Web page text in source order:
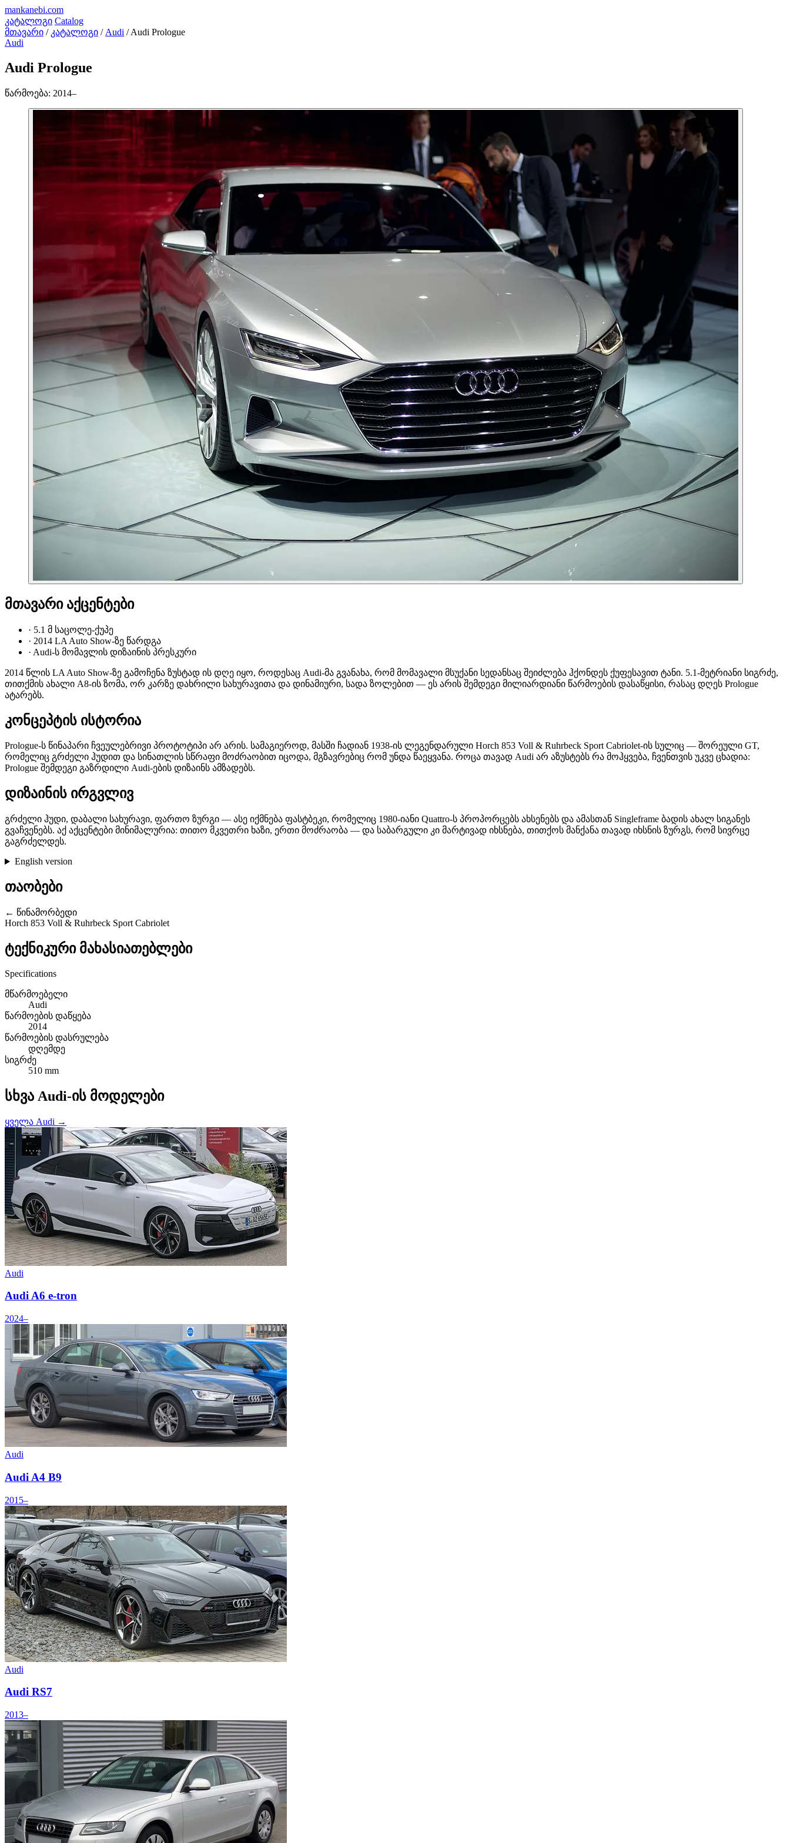
mankanebi.com
კატალოგი Catalog
მთავარი / კატალოგი / Audi / Audi Prologue
Audi
Audi Prologue
წარმოება: 2014–
მთავარი აქცენტები
· 5.1 მ საცოლე-ქუპე
· 2014 LA Auto Show-ზე წარდგა
· Audi-ს მომავლის დიზაინის პრესკური
2014 წლის LA Auto Show-ზე გამოჩენა ზუსტად ის დღე იყო, როდესაც Audi-მა გვანახა, რომ მომავალი მსუქანი სედანსაც შეიძლება ჰქონდეს ქუფესავით ტანი. 5.1-მეტრიანი სიგრძე,
თითქმის ახალი A8-ის ზომა, ორ კარზე დახრილი სახურავითა და დინამიური, სადა ზოლებით — ეს არის შემდეგი მილიარდიანი წარმოების დასაწყისი, რასაც დღეს Prologue
ატარებს.
კონცეპტის ისტორია
Prologue-ს წინაპარი ჩვეულებრივი პროტოტიპი არ არის. სამაგიეროდ, მასში ჩადიან 1938-ის ლეგენდარული Horch 853 Voll & Ruhrbeck Sport Cabriolet-ის სულიც — შორეული GT,
რომელიც გრძელი ჰუდით და სინათლის სწრაფი მოძრაობით იცოდა, მგზავრებიც რომ უნდა წაეყვანა. როცა თავად Audi არ აზუსტებს რა მოჰყვება, ჩვენთვის უკვე ცხადია:
Prologue შემდეგი გაზრდილი Audi-ების დიზაინს ამზადებს.
დიზაინის ირგვლივ
გრძელი ჰუდი, დაბალი სახურავი, ფართო ზურგი — ასე იქმნება ფასტბეკი, რომელიც 1980-იანი Quattro-ს პროპორცებს ახსენებს და ამასთან Singleframe ბადის ახალ სიგანეს
გვაჩვენებს. აქ აქცენტები მინიმალურია: თითო მკვეთრი ხაზი, ერთი მოძრაობა — და საბარგული კი მარტივად იხსნება, თითქოს მანქანა თავად იხსნის ზურგს, რომ სივრცე
გაგრძელდეს.
English version
თაობები
← წინამორბედი
Horch 853 Voll & Ruhrbeck Sport Cabriolet
ტექნიკური მახასიათებლები
Specifications
მწარმოებელი
Audi
წარმოების დაწყება
2014
წარმოების დასრულება
დღემდე
სიგრძე
510 mm
სხვა Audi-ის მოდელები
ყველა Audi →
Audi
Audi A6 e-tron
2024–
Audi
Audi A4 B9
2015–
Audi
Audi RS7
2013–